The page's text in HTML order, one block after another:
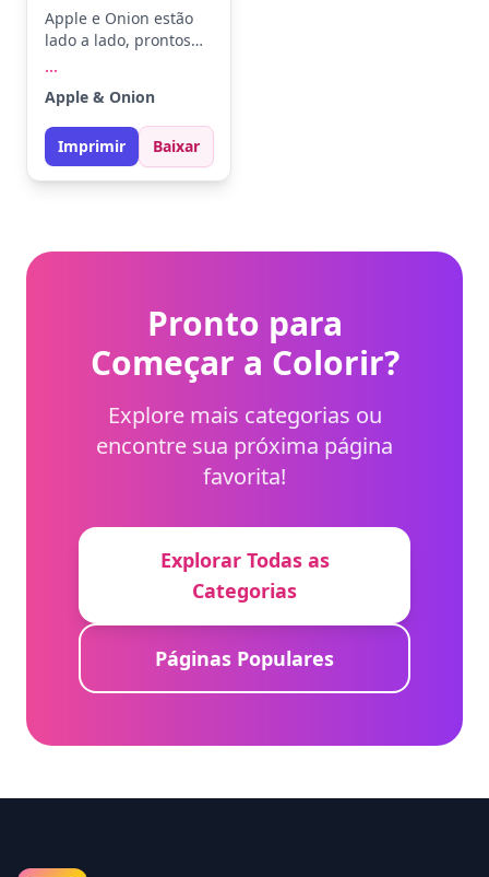
Apple e Onion estão
lado a lado, prontos
sua expressão
tranquila, e Onion
com seus óculos
icônicos. Use vermelho
usar diferentes tons
...
Apple & Onion
Imprimir Baixar
Pronto para
Começar a Colorir?
Explore mais categorias ou
encontre sua próxima página
favorita!
Explorar Todas as
Categorias
Páginas Populares